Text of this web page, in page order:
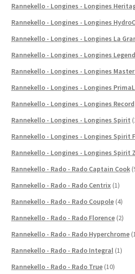
Rannekello - Longines - Longines
Rannekello - Longines - Longines
Rannekello - Longines - Longines La
Rannekello - Longines - Longines
Rannekello - Longines - Longines
Rannekello - Longines - Longines
Rannekello - Longines - Longines Record
Rannekello - Longines - Longines Spirit
Rannekello - Longines - Longines Spirit
Rannekello - Longines - Longines Spirit
Rannekello - Rado - Rado Captain Cook
Rannekello - Rado - Rado Centrix (1)
Rannekello - Rado - Rado Coupole (4)
Rannekello - Rado - Rado Florence (2)
Rannekello - Rado - Rado Hyperchrome
Rannekello - Rado - Rado Integral (1)
Rannekello - Rado - Rado True (10)